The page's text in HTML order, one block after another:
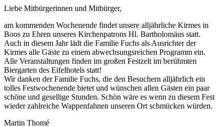
Liebe Mitbürgerinnen und Mitbürger,
am kommenden Wochenende findet unsere alljährliche Kirmes in
Boos zu Ehren unseres Kirchenpatrons Hl. Bartholomäus statt.
Auch in diesem Jahr lädt die Familie Fuchs als Ausrichter der
Kirmes alle Gäste zu einem abwechsungsreichen Programm ein.
Alle Veranstaltungen finden im großen Festzelt im berühmten
Biergarten des Eifelhotels statt!
Wir danken der Familie Fuchs, die den Besuchern alljährlich ein
tolles Festwochenende bietet und wünschen allen Gästen ein paar
schöne und gesellige Stunden. Schön wäre es wenn zu diesem Fest
wieder zahlreiche Wappenfahnen unseren Ort schmücken würden.
Martin Thomé